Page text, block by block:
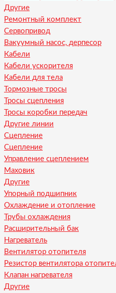
Другие
Ремонтный комплект
Сервопривод
Вакуумный насос, дерпесор
Кабели
Кабели ускорителя
Кабели для тела
Тормозные тросы
Тросы сцепления
Тросы коробки передач
Другие линии
Сцепление
Сцепление
Управление сцеплением
Маховик
Другие
Упорный подшипник
Охлаждение и отопление
Трубы охлаждения
Расширительный бак
Нагреватель
Вентилятор отопителя
Резистор вентилятора
Клапан нагревателя
Другие